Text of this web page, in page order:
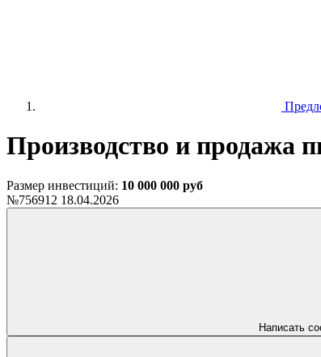
Производство и продажа
Размер инвестиций: 10 000 000 руб
№756912 18.04.2026
Написать